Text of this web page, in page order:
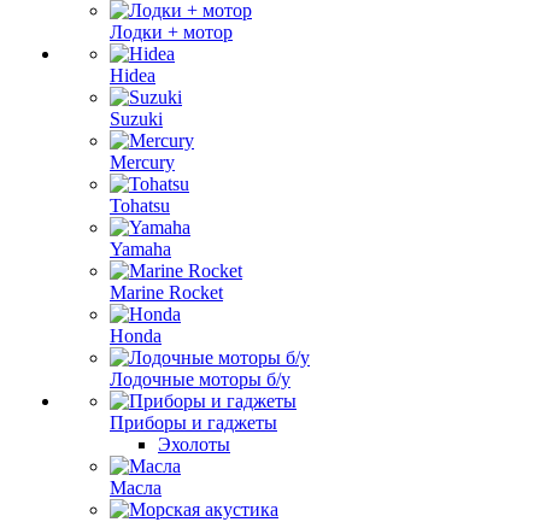
Лодки + мотор
Hidea
Suzuki
Mercury
Tohatsu
Yamaha
Marine Rocket
Honda
Лодочные моторы б/у
Приборы и гаджеты
Эхолоты
Масла